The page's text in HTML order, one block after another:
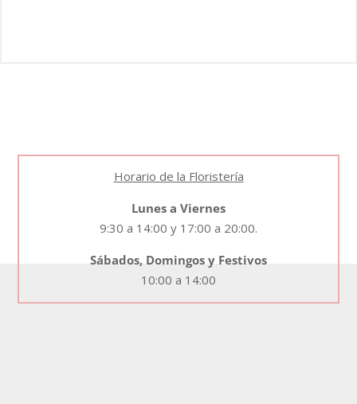
Horario de la Floristería
Lunes a Viernes
9:30 a 14:00 y 17:00 a 20:00.
Sábados, Domingos y Festivos
10:00 a 14:00